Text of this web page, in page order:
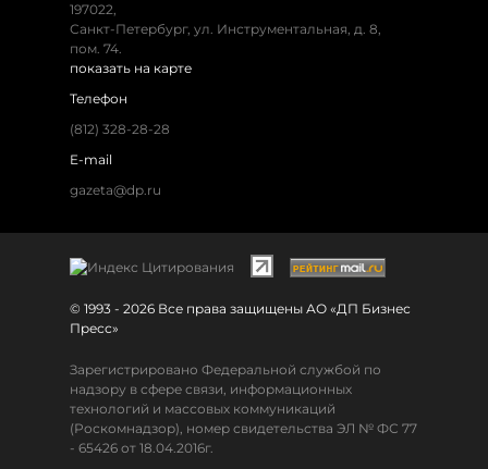
197022,
Санкт-Петербург, ул. Инструментальная, д. 8,
пом. 74.
показать на карте
Телефон
(812) 328-28-28
E-mail
gazeta@dp.ru
© 1993 - 2026 Все права защищены АО «ДП Бизнес
Пресс»
Зарегистрировано Федеральной службой по
надзору в сфере связи, информационных
технологий и массовых коммуникаций
(Роскомнадзор), номер свидетельства ЭЛ № ФС 77
- 65426 от 18.04.2016г.